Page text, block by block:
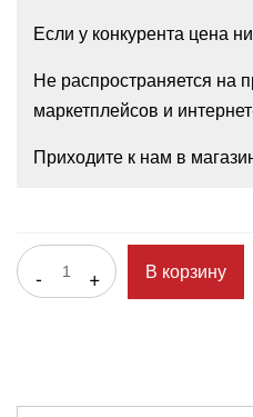
Если у конкурента цена
Не распространяется на
маркетплейсов и
Приходите к нам в
- + В корзину